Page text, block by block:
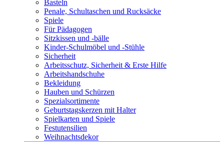
Basteln
Penale, Schultaschen und Rucksäcke
Spiele
Für Pädagogen
Sitzkissen und -bälle
Kinder-Schulmöbel und -Stühle
Sicherheit
Arbeitsschutz, Sicherheit & Erste Hilfe
Arbeitshandschuhe
Bekleidung
Hauben und Schürzen
Spezialsortimente
Geburtstagskerzen mit Halter
Spielkarten und Spiele
Festutensilien
Weihnachtsdekor